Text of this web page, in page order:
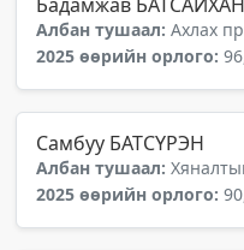
Албан тушаал: Ахлах
2025 өөрийн орлого:
Самбуу БАТСҮРЭН
Албан тушаал:
2025 өөрийн орлого: